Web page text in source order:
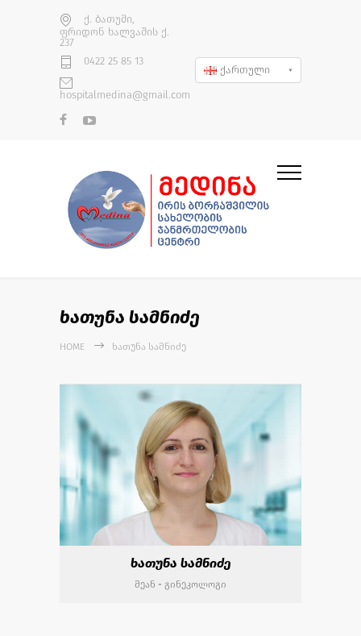
ქ. ბათუმი,
ფრიდონ ხალვაშის ქ.
237
0422 25 85 13
hospitalmedina@gmail.com
ქართული
ხათუნა სამნიძე
HOME ᲮᲐᲗᲣᲜᲐ ᲡᲐᲛᲜᲘᲫᲔ
ხათუნა სამნიძე
მეან - გინეკოლოგი